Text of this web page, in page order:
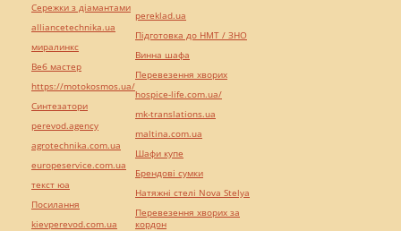
Сережки з діамантами
alliancetechnika.ua
миралинкс
Веб мастер
https://motokosmos.ua/
Синтезатори
perevod.agency
agrotechnika.com.ua
europeservice.com.ua
текст юа
Посилання
kievperevod.com.ua
pereklad.ua
Підготовка до НМТ / ЗНО
Винна шафа
Перевезення хворих
hospice-life.com.ua/
mk-translations.ua
maltina.com.ua
Шафи купе
Брендові сумки
Натяжні стелі Nova Stelya
Перевезення хворих за
кордон